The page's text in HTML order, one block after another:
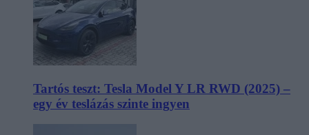
Tartós teszt: Tesla Model Y LR RWD (2025) –
egy év teslázás szinte ingyen